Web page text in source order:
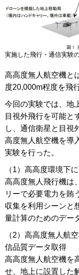
実施した飛行・通信実験
高高度無人航空機と
度20,000m程度を飛
今回の実験では、地
目視外飛行を可能と
し、通信衛星と目視
高度無人航空機を導
実験を行った。
（1）高高度環境下
高高度無人飛行機は
リーで必要電力を賄
収集を利用シーンと
量計算のためのデー
（2）高高度無人航
信品質データ取得
高高度無人航空機を
せ、地上に設置した